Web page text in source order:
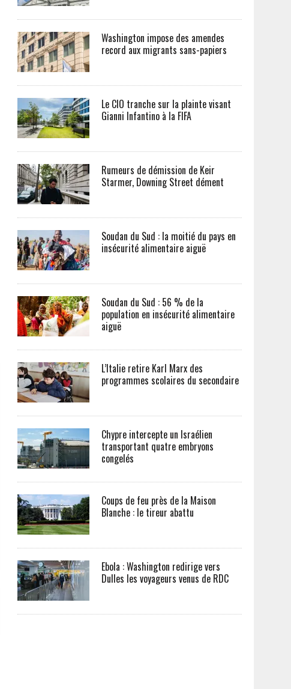
Washington impose des amendes
record aux migrants sans-papiers
Le CIO tranche sur la plainte visant
Gianni Infantino à la FIFA
Rumeurs de démission de Keir
Starmer, Downing Street dément
Soudan du Sud : la moitié du pays en
insécurité alimentaire aiguë
Soudan du Sud : 56 % de la
population en insécurité alimentaire
aiguë
L’Italie retire Karl Marx des
programmes scolaires du secondaire
Chypre intercepte un Israélien
transportant quatre embryons
congelés
Coups de feu près de la Maison
Blanche : le tireur abattu
Ebola : Washington redirige vers
Dulles les voyageurs venus de RDC